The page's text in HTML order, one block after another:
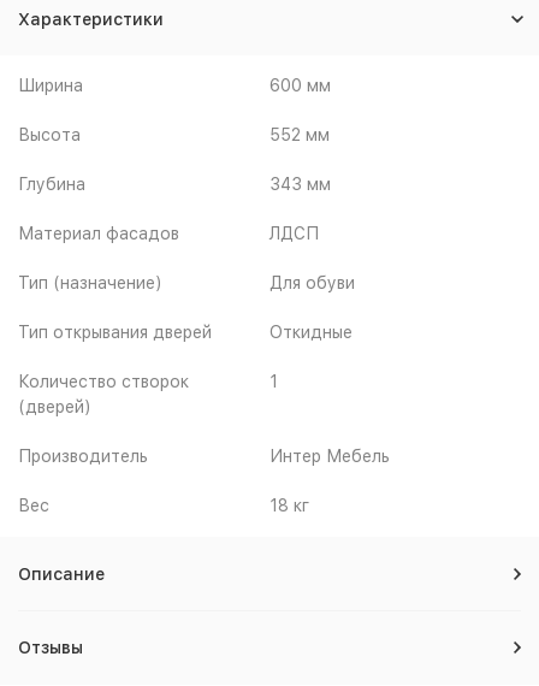
Характеристики
Ширина 600 мм
Высота 552 мм
Глубина 343 мм
Материал фасадов ЛДСП
Тип (назначение) Для обуви
Тип открывания дверей Откидные
Количество створок
(дверей)
1
Производитель Интер Мебель
Вес 18 кг
Описание
Отзывы